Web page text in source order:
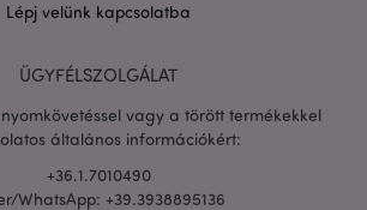
Lépj velünk kapcsolatba
ÜGYFÉLSZOLGÁLAT
vagy a törött termékekkel
általános információkért:
+36.1.7010490
WhatsApp: +39.3938895136
Vary